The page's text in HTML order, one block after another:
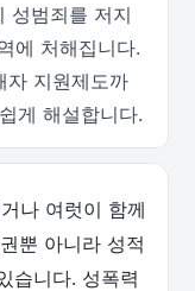
성범죄를 저지
에 처해집니다.
자 지원제도까
게 해설합니다.
나 여럿이 함께
뿐 아니라 성적
습니다. 성폭력